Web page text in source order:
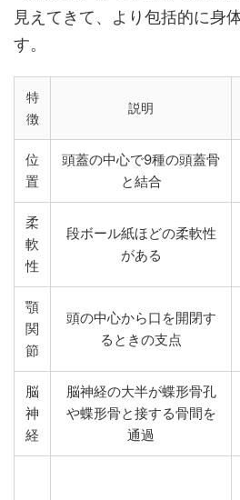
見えてきて、より包括的に身
す。
特
徴
説明
位
置
頭蓋の中心で9種の頭蓋骨
と結合
柔
軟
性
段ボール紙ほどの柔軟性
がある
顎
関
節
頭の中心から口を開閉す
るときの支点
脳
神
経
脳神経の大半が蝶形骨孔
や蝶形骨と接する骨間を
通過